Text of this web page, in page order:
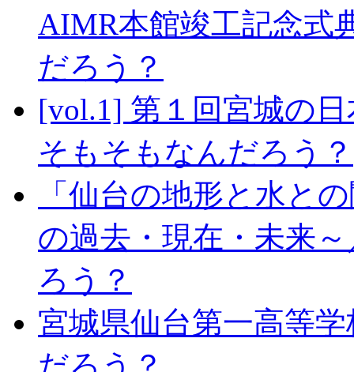
AIMR本館竣工記念式
だろう？
[vol.1] 第１回宮城の
そもそもなんだろう？
「仙台の地形と水と
の過去・現在・未来
ろう？
宮城県仙台第一高等